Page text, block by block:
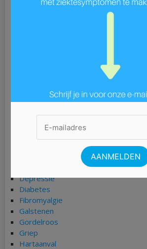
Borstkanker
Bronchitis
Buikgriep
Burn-out
Coronavirus (COVID-19)
Depressie
Diabetes
Fibromyalgie
Galstenen
Gordelroos
Griep
Hartaanval